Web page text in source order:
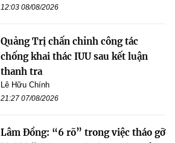
12:03 08/08/2026
Quảng Trị chấn chỉnh công tác
chống khai thác IUU sau kết luận
thanh tra
Lê Hữu Chính
21:27 07/08/2026
Lâm Đồng: “6 rõ” trong việc tháo gỡ